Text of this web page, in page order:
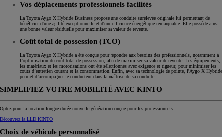
Vos déplacements professionnels facilités
La Toyota Aygo X Hybride Business propose une conduite surélevée originale lui permettant de
bénéficier d'une agilité exceptionnelle et d'une efficience énergétique remarquable. Elle possède ainsi
une bonne valeur résiduelle pour maximiser sa valeur de revente.
Coût total de possession (TCO)
La Toyota Aygo X Hybride a été conçue pour répondre aux besoins des professionnels, notamment à
l’optimisation du coût total de possession, afin de maximiser sa valeur de revente. Les équipements,
les matériaux et les motorisations ont été sélectionnés avec exigence et rigueur, pour minimiser les
coûts d’entretien courant et la consommation. Enfin, avec sa technologie de pointe, l'Aygo X Hybride
permet d’accompagner le conducteur dans la maîtrise de sa conduite.
SIMPLIFIEZ VOTRE MOBILITÉ AVEC KINTO
Optez pour la location longue durée nouvelle génération conçue pour les professionnels
Découvrez la LLD KINTO
Choix de véhicule personnalisé